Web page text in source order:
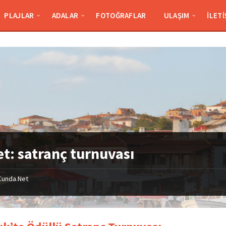
PLAJLAR ADALAR FOTOĞRAFLAR ULAŞIM
satranç turnuvası